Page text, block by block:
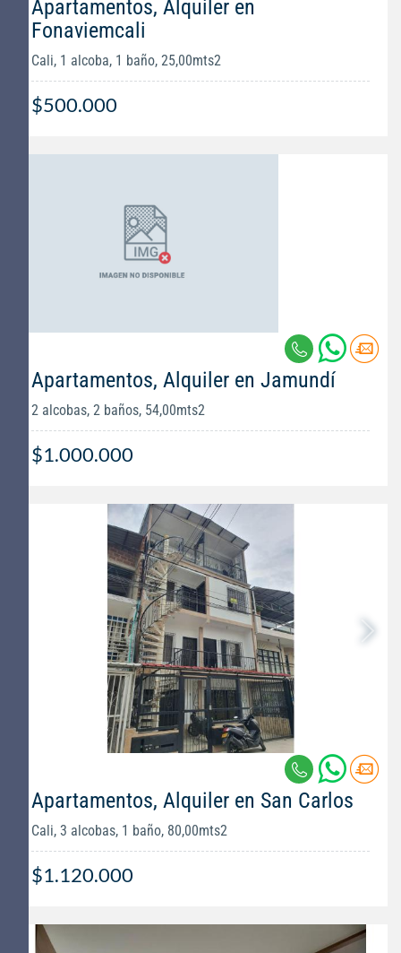
Apartamentos, Alquiler en
Fonaviemcali
Cali, 1 alcoba, 1 baño, 25,00mts2
$500.000
Apartamentos, Alquiler en Jamundí
2 alcobas, 2 baños, 54,00mts2
$1.000.000
Apartamentos, Alquiler en San Carlos
Cali, 3 alcobas, 1 baño, 80,00mts2
$1.120.000